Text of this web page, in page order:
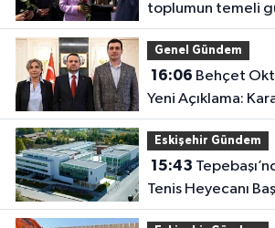
toplumun temeli
Genel Gündem
16:06
Yeni Açıklama:
Eskişehir Gündem
15:43
Tenis Heyecanı